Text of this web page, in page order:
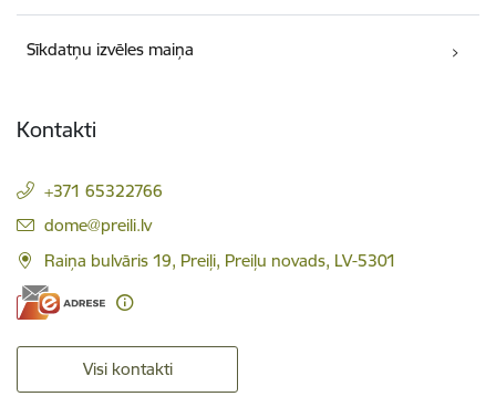
Sīkdatņu izvēles maiņa
Kontakti
+371 65322766
E-pasts:
dome@preili.lv
Raiņa bulvāris 19, Preiļi, Preiļu novads, LV-5301
Visi kontakti